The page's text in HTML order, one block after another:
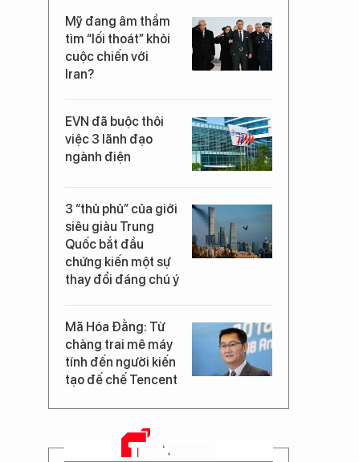
Mỹ đang âm thầm
tìm “lối thoát” khỏi
cuộc chiến với
Iran?
EVN đã buộc thôi
việc 3 lãnh đạo
ngành điện
3 “thủ phủ” của giới
siêu giàu Trung
Quốc bắt đầu
chứng kiến một sự
thay đổi đáng chú ý
Mã Hóa Đằng: Từ
chàng trai mê máy
tính đến người kiến
tạo đế chế Tencent
TRANG CHỦ